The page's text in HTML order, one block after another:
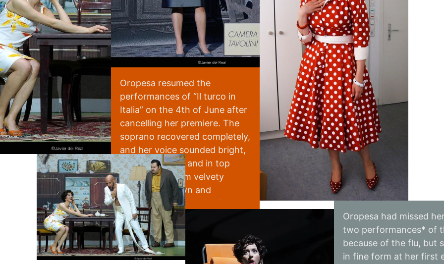
teatrale/madrid-
medidas, sutiles, agudo
descollante, no tanto el de
cierre, con un timbre
centelleante, de bello vibrato y
derrochando comedia,
para intentar entender el por
qué de su arrepentimiento.
Lisette Oropesa
Download Full Size
May 24, 2023
Javier del Real
Download Full Size
Javier del Real
Lisette Oropesa
Download Full Size
Steven Harris
Oropesa resumed the
performances of “Il turco in
Italia” on the 4th of June after
cancelling her premiere. The
soprano recovered completely,
and her voice sounded bright,
with harmonics and in top
shape. Her warm velvety
sound has grown and
possesses more projection
without compromising the
high register as all her
beautiful and stylish variations
on the repetitions insisted in
Opera Wire
Lisette Oropesa, Alex Esposito and Misha Kiria
Download Full Size
May 24, 2023
Javier del Real
Oropesa had missed
two performances* of
because of the flu, but
in fine form at her first
Broadway World